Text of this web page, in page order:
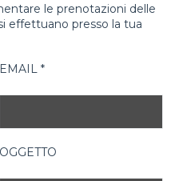
le prenotazioni delle
effettuano presso la tua
EMAIL *
OGGETTO